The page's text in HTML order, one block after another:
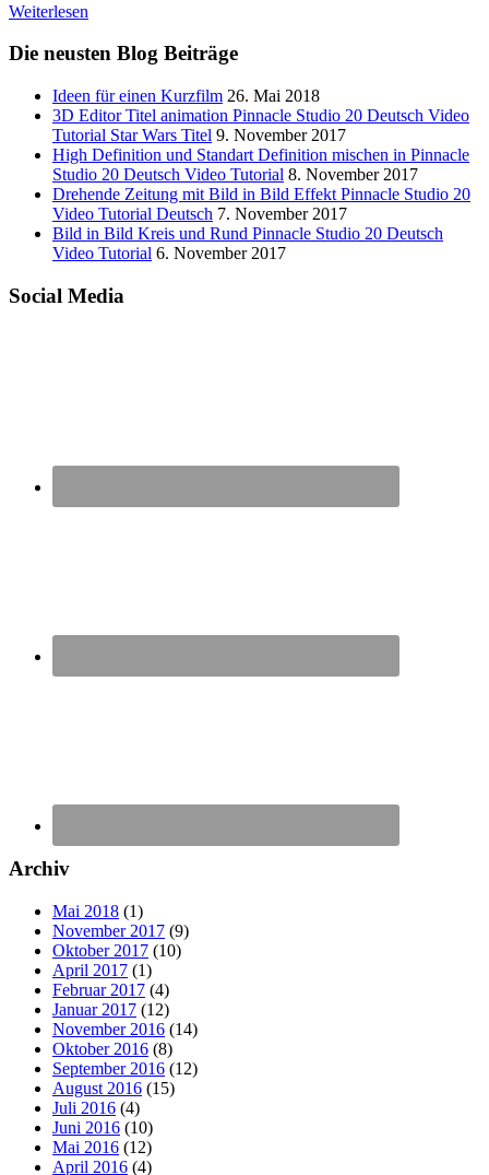
Weiterlesen
Die neusten Blog Beiträge
Ideen für einen Kurzfilm 26. Mai 2018
3D Editor Titel animation Pinnacle Studio 20 Deutsch Video
Tutorial Star Wars Titel 9. November 2017
High Definition und Standart Definition mischen in Pinnacle
Studio 20 Deutsch Video Tutorial 8. November 2017
Drehende Zeitung mit Bild in Bild Effekt Pinnacle Studio 20
Video Tutorial Deutsch 7. November 2017
Bild in Bild Kreis und Rund Pinnacle Studio 20 Deutsch
Video Tutorial 6. November 2017
Social Media
Archiv
Mai 2018 (1)
November 2017 (9)
Oktober 2017 (10)
April 2017 (1)
Februar 2017 (4)
Januar 2017 (12)
November 2016 (14)
Oktober 2016 (8)
September 2016 (12)
August 2016 (15)
Juli 2016 (4)
Juni 2016 (10)
Mai 2016 (12)
April 2016 (4)